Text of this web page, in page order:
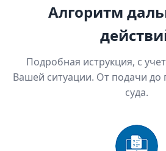
Алгоритм
Подробная иструкция, с
Вашей ситуации. От подачи
суда.